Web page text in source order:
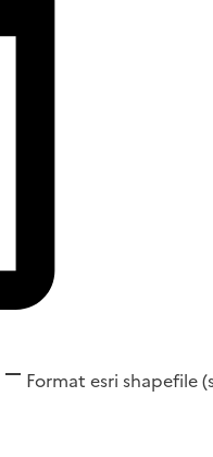
Format esri shapefile